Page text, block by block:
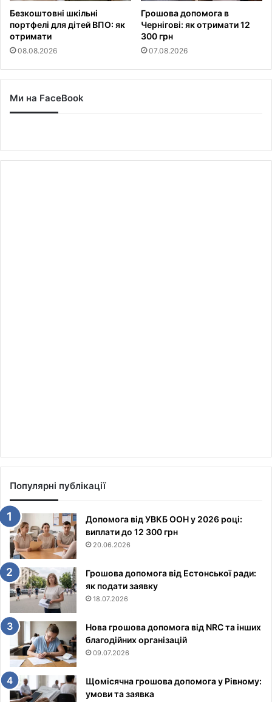
Безкоштовні шкільні
портфелі для дітей ВПО: як
отримати
08.08.2026
Грошова допомога в
Чернігові: як отримати 12
300 грн
07.08.2026
Ми на FaceBook
Популярні публікації
Допомога від УВКБ ООН у 2026 році:
виплати до 12 300 грн
20.06.2026
Грошова допомога від Естонської ради:
як подати заявку
18.07.2026
Нова грошова допомога від NRC та інших
благодійних організацій
09.07.2026
Щомісячна грошова допомога у Рівному:
умови та заявка